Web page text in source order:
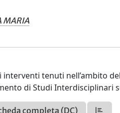
MARIA
tenuti nell’ambito
di Studi Interdisciplinari
completa (DC)